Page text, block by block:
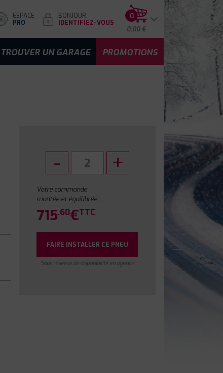
ESPACE
PRO
BONJOUR,
IDENTIFIEZ-VOUS
0
0.00 €
TROUVER UN GARAGE PROMOTIONS
Votre commande
montée et équilibrée :
715.60€TTC
FAIRE INSTALLER CE PNEU
Sous réserve de disponibilité en agence